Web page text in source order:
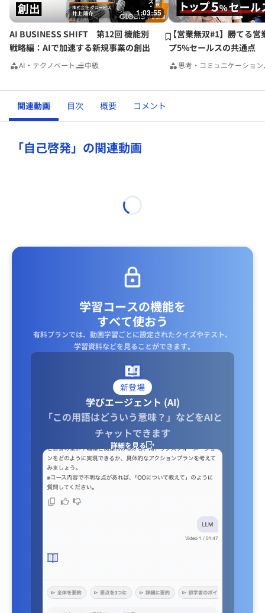
1:03:55
AI BUSINESS SHIFT 第12回 機能別
戦略編：AIで加速する新規事業の創出
AI・テクノベート 中級
【営業無双#1】勝てる営
プ5%セールスの共通点
思考・コミュニケーション
関連動画 目次 概要 コメント
「自己啓発」の関連動画
学習コースの機能を
すべて使おう
有料プランでは、動画学習ごとに設定されたクイズやテスト、
学習資料などを見ることができます｡
新登場
学びエージェント (AI)
「この用語はどういう意味？」などをAIと
チャットできます
詳細を見る